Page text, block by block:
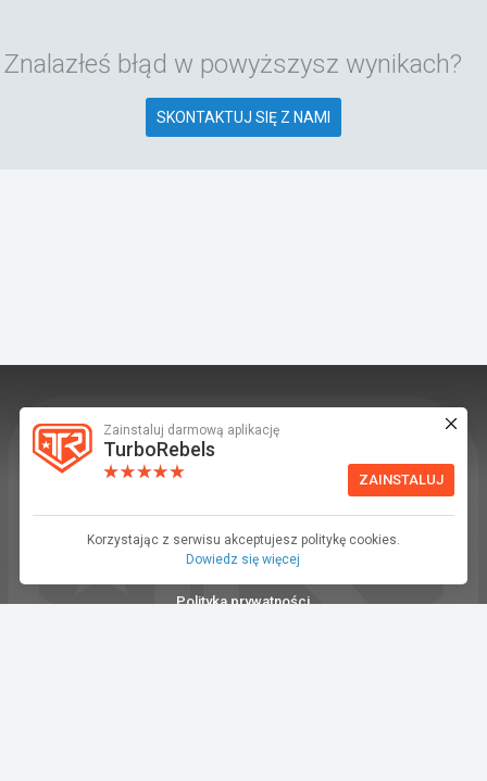
Zainstaluj darmową aplikację
TurboRebels
ZAINSTALUJ
Korzystając z serwisu akceptujesz politykę cookies.
Dowiedz się więcej
Znalazłeś błąd w powyższysz wynikach?
SKONTAKTUJ SIĘ Z NAMI
TurboRebels to platforma społecznościowa i
aplikacja mobilna dla fanów motoryzacji.
Regulamin
Polityka prywatności